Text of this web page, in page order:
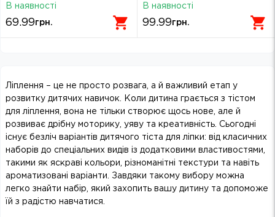
8 рожевий 200 г
В наявності
69.99грн.
7 помаранчевий 350 г
В наявності
99.99грн.
Ліплення – це не просто розвага, а й важливий етап у
розвитку дитячих навичок. Коли дитина грається з тістом
для ліплення, вона не тільки створює щось нове, але й
розвиває дрібну моторику, уяву та креативність. Сьогодні
існує безліч варіантів дитячого тіста для ліпки: від класичних
наборів до спеціальних видів із додатковими властивостями,
такими як яскраві кольори, різноманітні текстури та навіть
ароматизовані варіанти. Завдяки такому вибору можна
легко знайти набір, який захопить вашу дитину та допоможе
їй з радістю навчатися.